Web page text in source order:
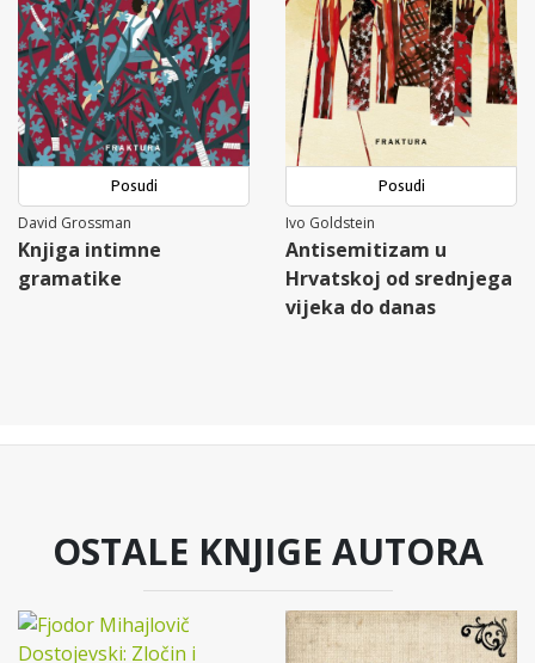
Posudi
David Grossman
Knjiga intimne
gramatike
Posudi
Ivo Goldstein
Antisemitizam u
Hrvatskoj od srednjega
vijeka do danas
OSTALE KNJIGE AUTORA